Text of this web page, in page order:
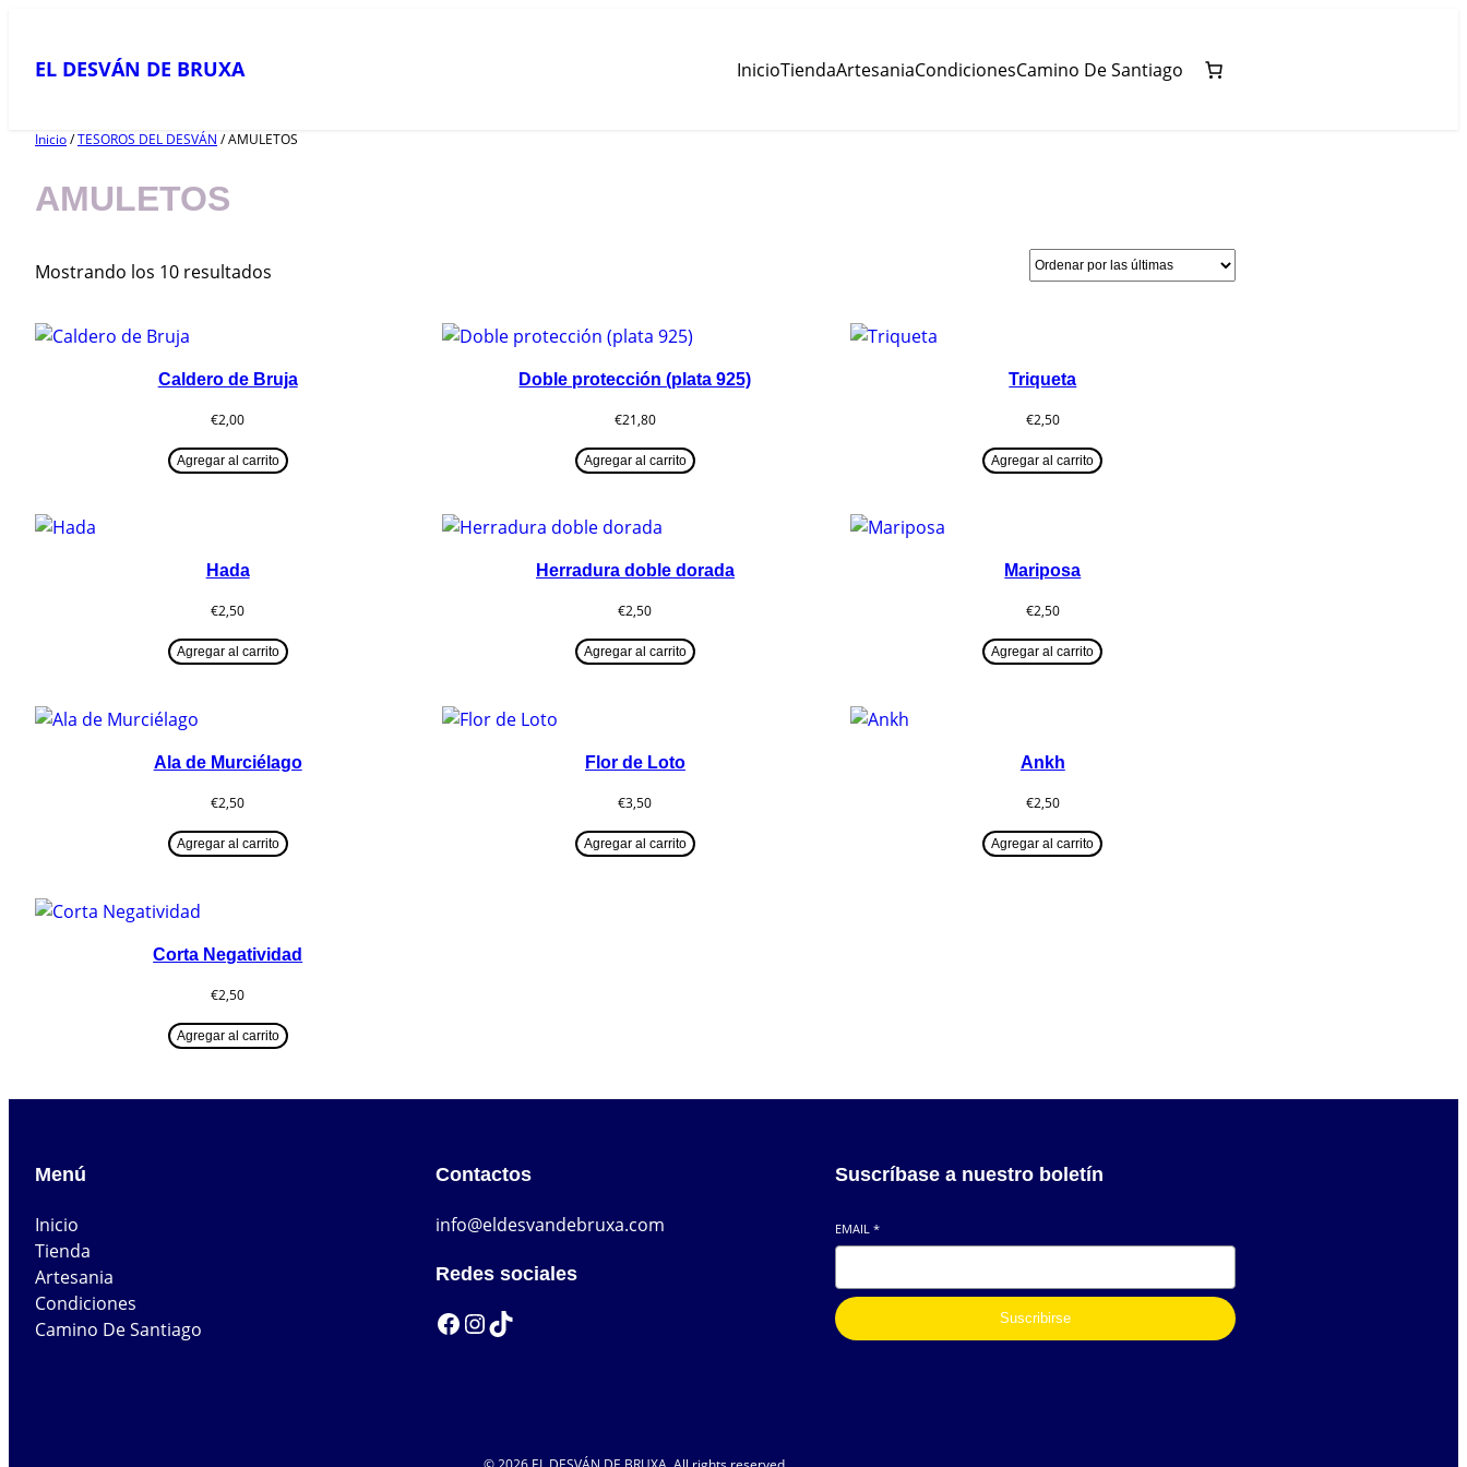
contenido
EL DESVÁN DE BRUXA InicioTiendaArtesaniaCondicionesCamino De Santiago
Inicio/TESOROS DEL DESVÁN / AMULETOS
AMULETOS
Mostrando los 10 resultados
Caldero de Bruja
€2,00
Agregar al carrito
Doble protección (plata 925)
€21,80
Agregar al carrito
Triqueta
€2,50
Agregar al carrito
Hada
€2,50
Agregar al carrito
Herradura doble dorada
€2,50
Agregar al carrito
Mariposa
€2,50
Agregar al carrito
Ala de Murciélago
€2,50
Agregar al carrito
Flor de Loto
€3,50
Agregar al carrito
Ankh
€2,50
Agregar al carrito
Corta Negatividad
€2,50
Agregar al carrito
Menú
Inicio
Tienda
Artesania
Condiciones
Camino De Santiago
Contactos
info@eldesvandebruxa.com
Redes sociales
Facebook InstagramTikTok
Suscríbase a nuestro boletín
EMAIL*
Suscribirse